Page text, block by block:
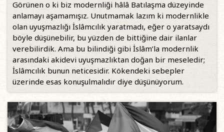
Görünen o ki biz modernliği hâlâ Batılaşma düzeyinde
anlamayı aşamamışız. Unutmamak lazım ki modernlikle
olan uyuşmazlığı İslâmcılık yaratmadı, eğer o yaratsaydı
böyle düşünebilir, bu yüzden de bittiğine dair ilanlar
verebilirdik. Ama bu bilindiği gibi İslâm’la modernlik
arasındaki akidevi uyuşmazlıktan doğan bir meseledir;
İslâmcılık bunun neticesidir. Kökendeki sebepler
üzerinde esas konuşulmalıdır diye düşünüyorum.